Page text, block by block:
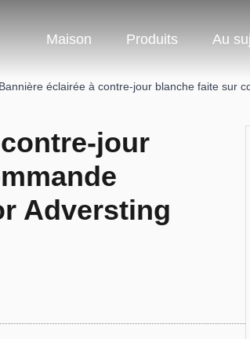
Maison Produits Au
Bannière éclairée à contre-jour blanche faite sur
jour
Adversting